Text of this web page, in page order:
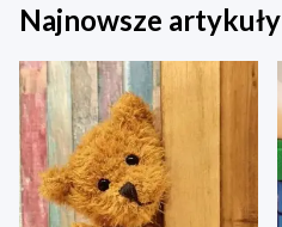
Najnowsze artykuły